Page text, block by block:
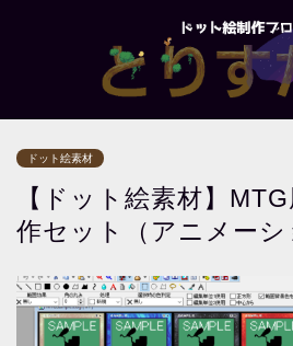
ドット絵素材
【ドット絵素材】
作セット（アニメーシ